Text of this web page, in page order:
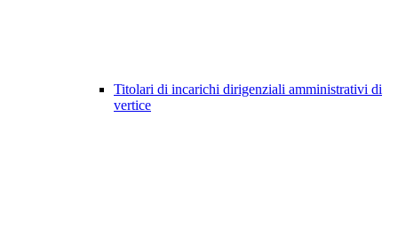
Titolari di incarichi dirigenziali amministrativi di
vertice